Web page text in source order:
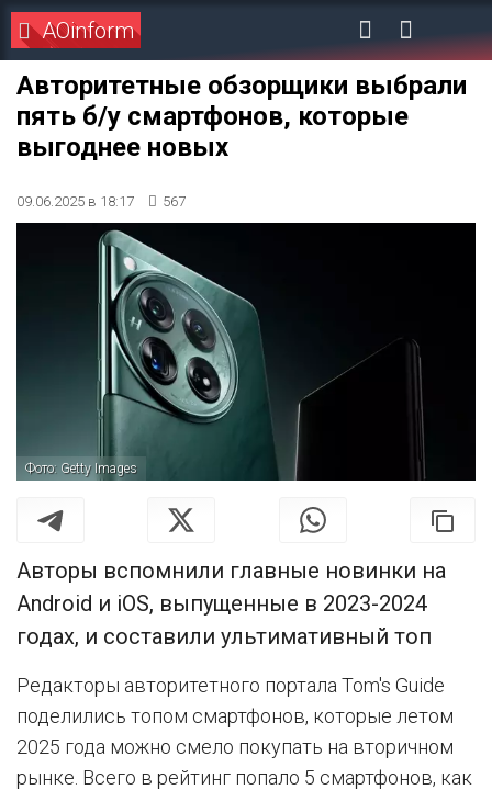
AOinform
Авторитетные обзорщики выбрали
пять б/у смартфонов, которые
выгоднее новых
09.06.2025 в 18:17 567
Фото: Getty Images
Авторы вспомнили главные новинки на
Android и iOS, выпущенные в 2023-2024
годах, и составили ультимативный топ
Редакторы авторитетного портала Tom's Guide
поделились топом смартфонов, которые летом
2025 года можно смело покупать на вторичном
рынке. Всего в рейтинг попало 5 смартфонов, как